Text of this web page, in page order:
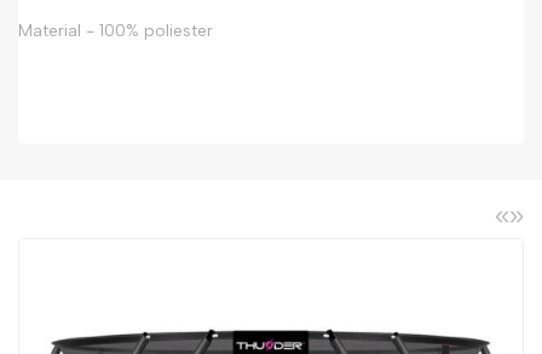
Material - 100% poliester
«»